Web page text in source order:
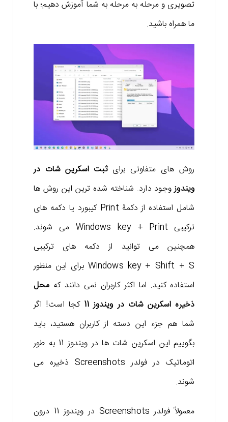
تصویری و مرحله به مرحله به شما آموزش دهیم؛ با
ما همراه باشید.
روش های متفاوتی برایثبت اسکرین شات در
ویندوزوجود دارد. شناخته شده ترین این روش ها
شامل استفاده از دکمۀ Print کیبورد یا دکمه های
ترکیبی Windows key + Print می شوند.
همچنین می توانید از دکمه های ترکیبی
Windows key + Shift + S برای این منظور
استفاده کنید. اما اکثر کاربران نمی دانند که محل
ذخیره اسکرین شات در ویندوز 11
کجا است! اگر
شما هم جزء این دسته از کاربران هستید، باید
بگوییم این اسکرین شات ها در ویندوز 11 به طور
اتوماتیک در فولدر Screenshots ذخیره می
شوند.
معمولاً فولدر Screenshots در ویندوز 11 درون